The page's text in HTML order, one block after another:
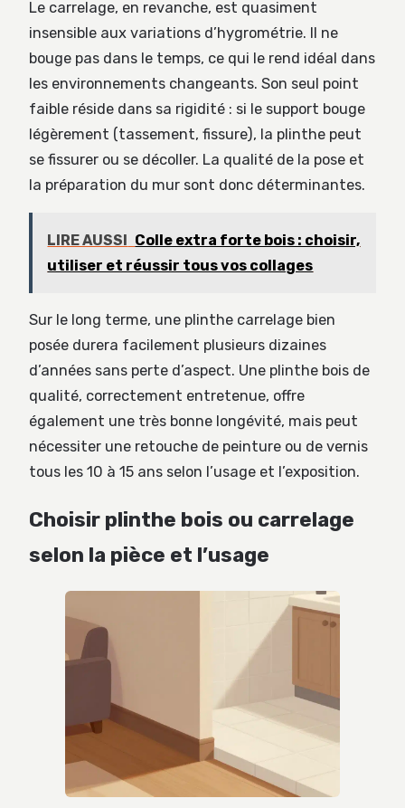
Le carrelage, en revanche, est quasiment
insensible aux variations d’hygrométrie. Il ne
bouge pas dans le temps, ce qui le rend idéal dans
les environnements changeants. Son seul point
faible réside dans sa rigidité : si le support bouge
légèrement (tassement, fissure), la plinthe peut
se fissurer ou se décoller. La qualité de la pose et
la préparation du mur sont donc déterminantes.
LIRE AUSSI Colle extra forte bois : choisir,
utiliser et réussir tous vos collages
Sur le long terme, une plinthe carrelage bien
posée durera facilement plusieurs dizaines
d’années sans perte d’aspect. Une plinthe bois de
qualité, correctement entretenue, offre
également une très bonne longévité, mais peut
nécessiter une retouche de peinture ou de vernis
tous les 10 à 15 ans selon l’usage et l’exposition.
Choisir plinthe bois ou carrelage
selon la pièce et l’usage